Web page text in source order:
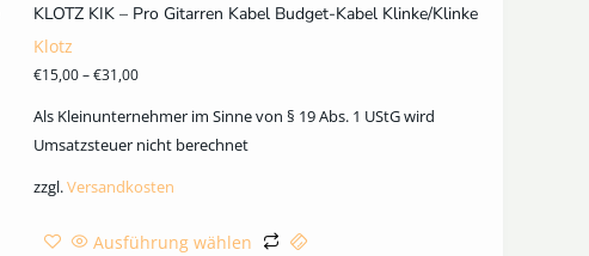
KLOTZ KIK – Pro Gitarren Kabel Budget-Kabel Klinke/Klinke
Klotz
€15,00–€31,00
Als Kleinunternehmer im Sinne von § 19 Abs. 1 UStG wird
Umsatzsteuer nicht berechnet
zzgl.Versandkosten
Ausführung wählen